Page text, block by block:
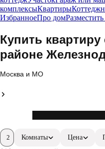
комплексыКвартиры
ИзбранноеПро дом
Купить
районе
Москва и МО
2 Фильтры
Комнаты Цена